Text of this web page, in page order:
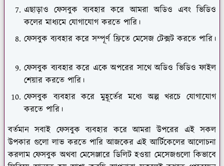
এছাড়াও ফেসবুক ব্যবহার করে আমরা অডিও এবং ভিডিও
কলের মাধ্যমে যোগাযোগ করতে পারি।
ফেসবুক ব্যবহার করে সম্পূর্ণ ফ্রিতে মেসেজ টেক্সট করতে পারি।
ফেসবুক ব্যবহার করে একে অপরের সাথে অডিও ভিডিও ফাইল
শেয়ার করতে পারি।
ফেসবুক ব্যবহার করে মুহূর্তের মধ্যে অল্প খরচে যোগাযোগ
করতে পারি।
বর্তমান সবাই ফেসবুক ব্যবহার করে আমরা উপরের এই সকল
উপকার গুলো লাভ করতে পারি আজকের এই আর্টিকেলের আলোচনা
করলাম ফেসবুক অথবা মেসেঞ্জারে ডিলিট হওয়া মেসেজগুলো কিভাবে